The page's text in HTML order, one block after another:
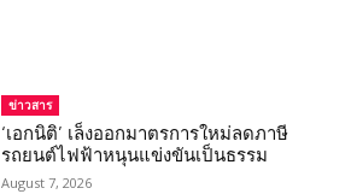
ข่าวสาร
‘เอกนิติ’ เล็งออกมาตรการใหม่ลดภาษี
รถยนต์ไฟฟ้าหนุนแข่งขันเป็นธรรม
August 7, 2026